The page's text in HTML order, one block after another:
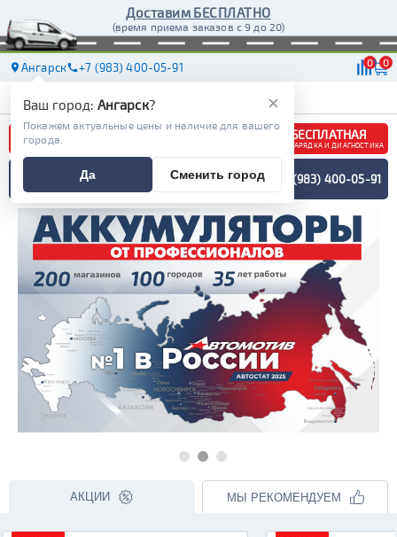
Доставим БЕСПЛАТНО
(время приема заказов с 9 до 20)
Ангарск +7 (983) 400-05-91 0 0
АКБ ДОСТАВКА
БЕСПЛАТНАЯ
ЗАРЯДКА И ДИАГНОСТИКА
ПОДБОР АККУМУЛЯТОРА
СПЕЦИАЛИСТОМ +7 (983) 400-05-91
АКЦИИ МЫ РЕКОМЕНДУЕМ
×
Ваш город: Ангарск?
Покажем актуальные цены и наличие для вашего
города.
Да Сменить город